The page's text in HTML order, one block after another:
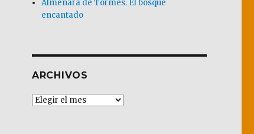
Almenara de Tormes. El bosque
encantado
ARCHIVOS
Archivos